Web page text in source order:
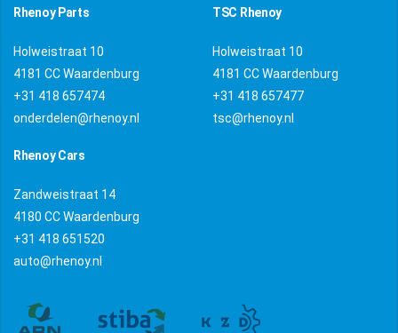
Rhenoy Parts
Holweistraat 10
4181 CC Waardenburg
+31 418 657474
onderdelen@rhenoy.nl
TSC Rhenoy
Holweistraat 10
4181 CC Waardenburg
+31 418 657477
tsc@rhenoy.nl
Rhenoy Cars
Zandweistraat 14
4180 CC Waardenburg
+31 418 651520
auto@rhenoy.nl